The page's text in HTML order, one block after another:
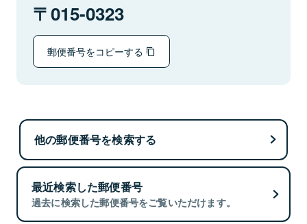
015-0323
郵便番号をコピーする
他の郵便番号を検索する
最近検索した郵便番号
過去に検索した郵便番号をご覧いただけます。